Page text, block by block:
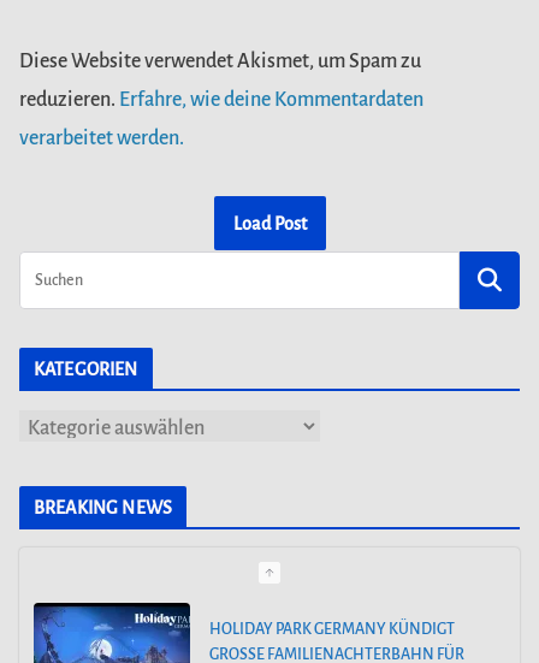
Diese Website verwendet Akismet, um Spam zu
reduzieren. Erfahre, wie deine Kommentardaten
verarbeitet werden.
Load Post
KATEGORIEN
K
BREAKING NEWS
HOLIDAY PARK GERMANY KÜNDIGT
GROSSE FAMILIENACHTERBAHN FÜR 2